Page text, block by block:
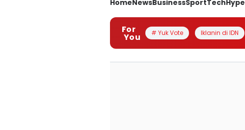
HomeNewsBusinessSportTechHype
For
You # Yuk Vote Iklanin di IDN